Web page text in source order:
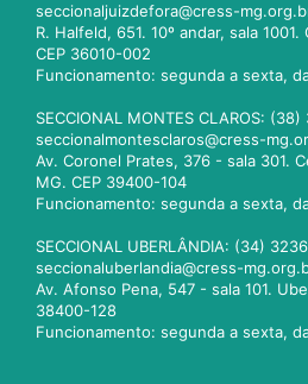
seccionaljuizdefora@cress-
R. Halfeld, 651. 10º andar, sala
CEP 36010-002
Funcionamento: segunda a sexta,
SECCIONAL MONTES CLAROS: (38)
seccionalmontesclaros@cress-
Av. Coronel Prates, 376 - sala 301.
MG. CEP 39400-104
Funcionamento: segunda a sexta,
SECCIONAL UBERLÂNDIA: (34)
seccionaluberlandia@cress-
Av. Afonso Pena, 547 - sala 101.
38400-128
Funcionamento: segunda a sexta,